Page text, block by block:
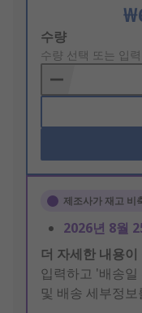
Add
to
Basket
수량
수량 선택 또는 입력
제조사가 재고 비
2026년 8월
더 자세한 내용
입력하고 '배송
및 배송 세부정